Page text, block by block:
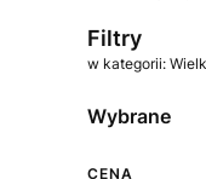
Filtry
w kategorii:
Wybrane
CENA